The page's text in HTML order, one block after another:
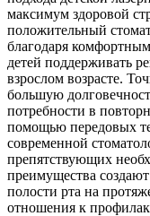
максимум здоровой
положительный
благодаря
детей поддерживать
взрослом возрасте.
большую
потребности в
помощью передовых
современной
препятствующих
преимущества
полости рта на
отношения к